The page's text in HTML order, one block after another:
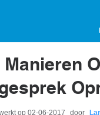
Manieren
op 02-06-2017 door